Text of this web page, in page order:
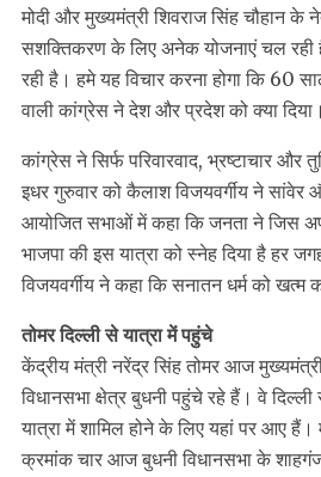
मोदी और मुख्यमंत्री शिवराज सिंह चौहान के
सशक्तिकरण के लिए अनेक योजनाएं चल रही
रही है। हमे यह विचार करना होगा कि 60
वाली कांग्रेस ने देश और प्रदेश को क्या दिया।
कांग्रेस ने सिर्फ परिवारवाद, भ्रष्टाचार और
इधर गुरुवार को कैलाश विजयवर्गीय ने सांवेर
आयोजित सभाओं में कहा कि जनता ने जिस
भाजपा की इस यात्रा को स्नेह दिया है हर
विजयवर्गीय ने कहा कि सनातन धर्म को
तोमर दिल्ली से यात्रा में पहुंचे
केंद्रीय मंत्री नरेंद्र सिंह तोमर आज
विधानसभा क्षेत्र बुधनी पहुंचे रहे हैं। वे
यात्रा में शामिल होने के लिए यहां पर आए हैं।
क्रमांक चार आज बुधनी विधानसभा के